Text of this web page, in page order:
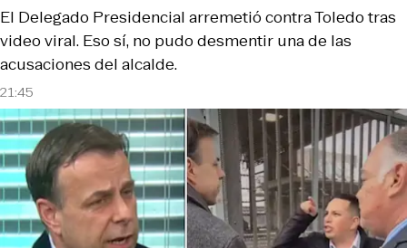
21:45
El Delegado Presidencial arremetió contra Toledo tras
video viral. Eso sí, no pudo desmentir una de las
acusaciones del alcalde.